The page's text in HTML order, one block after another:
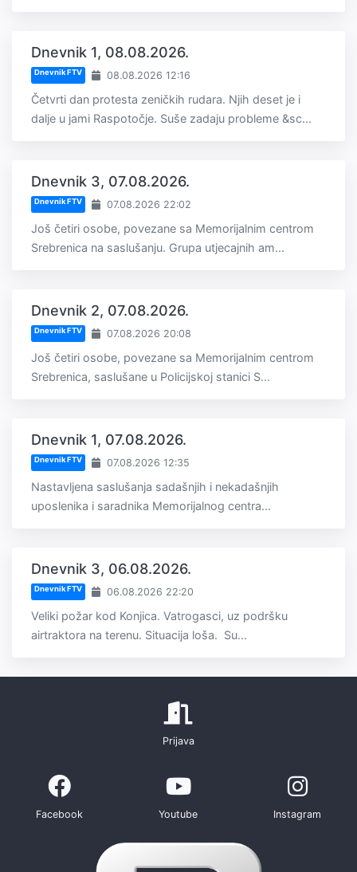
Dnevnik 1, 08.08.2026.
Dnevnik FTV 08.08.2026 12:16
Četvrti dan protesta zeničkih rudara. Njih deset je i
dalje u jami Raspotočje. Suše zadaju probleme &sc...
Dnevnik 3, 07.08.2026.
Dnevnik FTV 07.08.2026 22:02
Još četiri osobe, povezane sa Memorijalnim centrom
Srebrenica na saslušanju. Grupa utjecajnih am...
Dnevnik 2, 07.08.2026.
Dnevnik FTV 07.08.2026 20:08
Još četiri osobe, povezane sa Memorijalnim centrom
Srebrenica, saslušane u Policijskoj stanici S...
Dnevnik 1, 07.08.2026.
Dnevnik FTV 07.08.2026 12:35
Nastavljena saslušanja sadašnjih i nekadašnjih
uposlenika i saradnika Memorijalnog centra...
Dnevnik 3, 06.08.2026.
Dnevnik FTV 06.08.2026 22:20
Veliki požar kod Konjica. Vatrogasci, uz podršku
airtraktora na terenu. Situacija loša. Su...
Prijava
Facebook Youtube Instagram